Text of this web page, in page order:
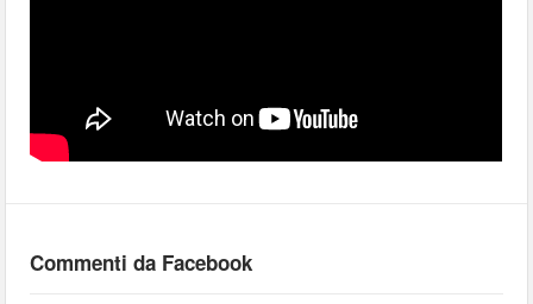
Commenti da Facebook